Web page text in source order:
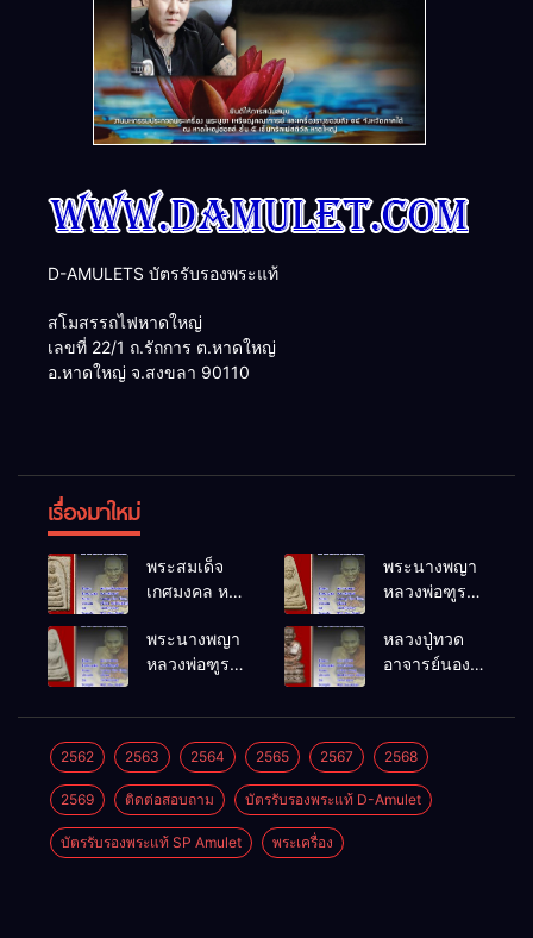
D-AMULETS บัตรรับรองพระแท้
สโมสรรถไฟหาดใหญ่
เลขที่ 22/1 ถ.รัถการ ต.หาดใหญ่
อ.หาดใหญ่ จ.สงขลา 90110
เรื่องมาใหม่
พระสมเด็จ
เกศมงคล หล
โพธิ์นิมิตร
พ.ศ.2512
พระนางพญา
หลวงพ่อฑูรย์
พ.ศ.2512
พระนางพญา
หลวงพ่อฑูรย์
พ.ศ.2512
หลวงปู่ทวด
อาจารย์นอง
พ.ศ.2541
2562 2563 2564 2565 2567 2568
2569 ติดต่อสอบถาม บัตรรับรองพระแท้ D-Amulet
บัตรรับรองพระแท้ SP Amulet พระเครื่อง